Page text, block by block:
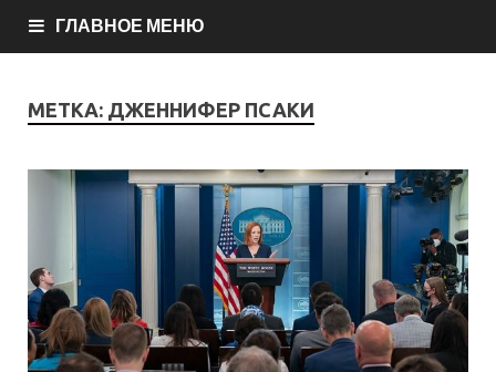
ГЛАВНОЕ МЕНЮ
МЕТКА: ДЖЕННИФЕР ПСАКИ